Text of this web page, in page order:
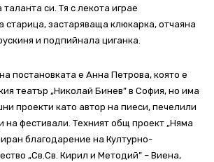
таланта си. Тя с лекота играе
старица, застаряваща клюкарка, отчаяна
и подпийнала циганка.
постановката е Анна Петрова, която е
театър „Николай Бинев” в София, но има
проекти като автор на пиеси, печелили
на фестивали. Техният общ проект „Няма
благодарение на Културно-
„Св.Св. Кирил и Методий” – Виена,